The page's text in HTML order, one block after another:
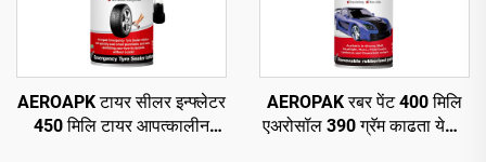
AEROAPK टायर सीलर इन्फ्लेटर
450 मिलि टायर आपत्कालीन
AEROPAK रबर पेंट 400 मिलि
एअरोसॉल 390 ग्रॅम काढता येणारे